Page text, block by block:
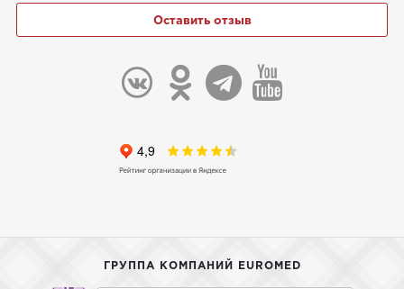
Оставить отзыв
ГРУППА КОМПАНИЙ EUROMED